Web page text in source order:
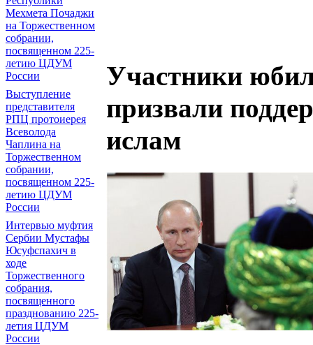
Мехмета Почаджи
на Торжественном
собрании,
посвященном 225-
летию ЦДУМ
России
Выступление
представителя
РПЦ протоиерея
Всеволода
Чаплина на
Торжественном
собрании,
посвященном 225-
летию ЦДУМ
России
Интервью муфтия
Сербии Мустафы
Юсуфспахич в
ходе
Торжественного
собрания,
посвященного
празднованию 225-
летия ЦДУМ
России
Участники
призвали
ислам